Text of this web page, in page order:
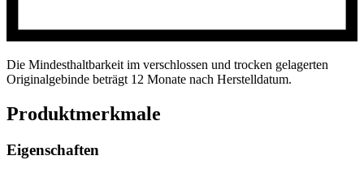
Die Mindesthaltbarkeit im verschlossen und trocken gelagerten
Originalgebinde beträgt 12 Monate nach Herstelldatum.
Produktmerkmale
Eigenschaften